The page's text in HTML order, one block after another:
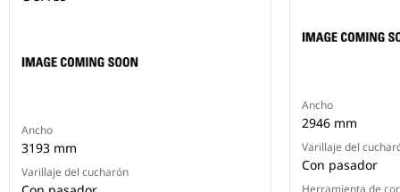
Ancho
3193 mm
Varillaje del cucharón
Ancho
2946 mm
Varillaje del
Con pasador